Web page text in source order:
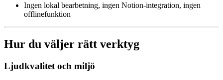
Ingen lokal bearbetning, ingen Notion-integration, ingen
offlinefunktion
Hur du väljer rätt verktyg
Ljudkvalitet och miljö